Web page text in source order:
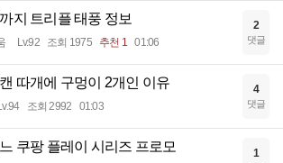
지 트리플 태풍 정보
Lv.92 조회 1975 추천 1 01:06
2
댓글
따개에 구멍이 2개인 이유
조회 2992 01:03
4
댓글
쿠팡 플레이 시리즈 프로모 1